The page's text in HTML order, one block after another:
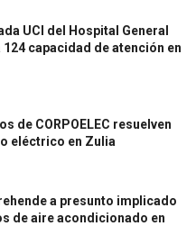
UCI del Hospital General
124 capacidad de atención en
de CORPOELEC resuelven
eléctrico en Zulia
a presunto implicado
de aire acondicionado en